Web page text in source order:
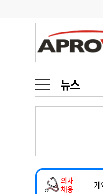
뉴스
메디인포
오피니언
인물
동영상뉴스
메디 Hospital
인포메이션
의사
채용